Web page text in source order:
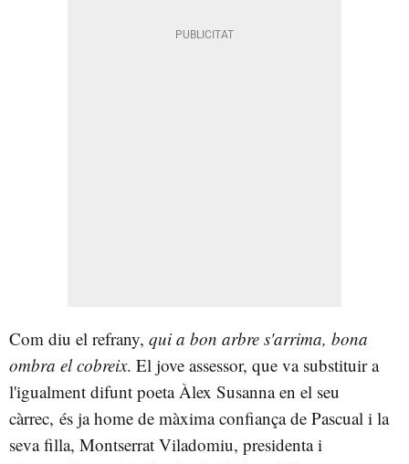
Com diu el refrany, qui a bon arbre s'arrima, bona
ombra el cobreix. El jove assessor, que va substituir a
l'igualment difunt poeta Àlex Susanna en el seu
càrrec, és ja home de màxima confiança de Pascual i la
seva filla, Montserrat Viladomiu, presidenta i